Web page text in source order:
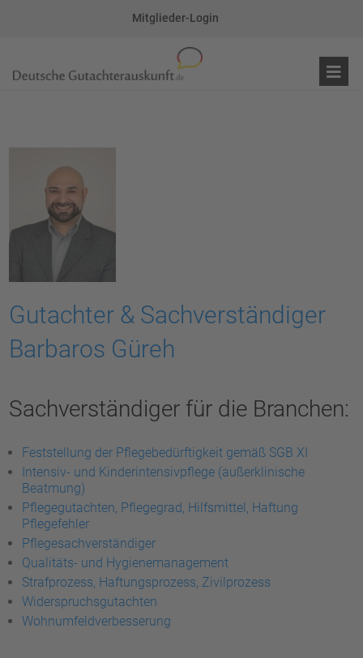
Mitglieder-Login
Gutachter & Sachverständiger
Barbaros Güreh
Sachverständiger für die Branchen:
Feststellung der Pflegebedürftigkeit gemäß SGB XI
Intensiv- und Kinderintensivpflege (außerklinische
Beatmung)
Pflegegutachten, Pflegegrad, Hilfsmittel, Haftung
Pflegefehler
Pflegesachverständiger
Qualitäts- und Hygienemanagement
Strafprozess, Haftungsprozess, Zivilprozess
Widerspruchsgutachten
Wohnumfeldverbesserung